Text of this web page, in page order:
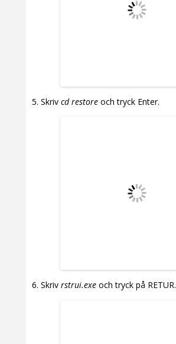
Skriv cd restore och tryck Enter.
Skriv rstrui.exe och tryck på RETUR.